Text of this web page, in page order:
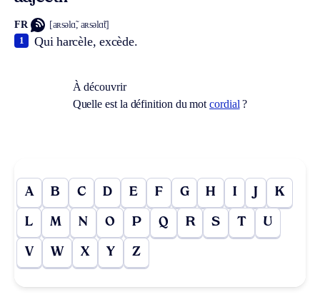
FR [aʀsəlɑ̃, aʀsəlɑ̃t]
Qui harcèle, excède.
1
À découvrir
Quelle est la définition du motcordial ?
A B C D E F G H I J K
L M N O P Q R S T U
V W X Y Z